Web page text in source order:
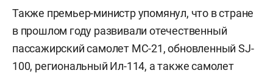
Также премьер-министр упомянул, что в стране
в прошлом году развивали отечественный
пассажирский самолет МС-21, обновленный SJ-
100, региональный Ил-114, а также самолет